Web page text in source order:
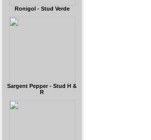
Ronigol - Stud Verde
Sargent Pepper - Stud H &
R